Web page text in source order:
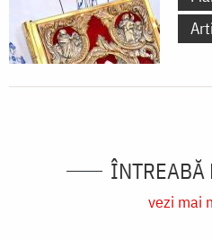
ÎNTREABĂ
vezi mai